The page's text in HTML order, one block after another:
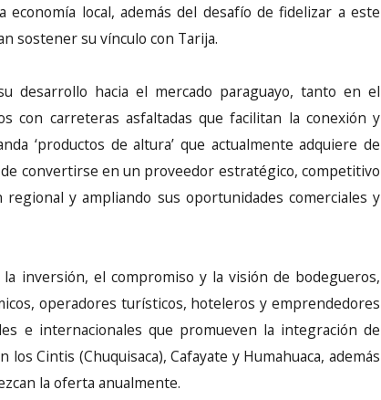
local, además del desafío de fidelizar a este
sostener su vínculo con Tarija.
desarrollo hacia el mercado paraguayo, tanto en el
con carreteras asfaltadas que facilitan la conexión y
‘productos de altura’ que actualmente adquiere de
convertirse en un proveedor estratégico, competitivo
y ampliando sus oportunidades comerciales y
inversión, el compromiso y la visión de bodegueros,
operadores turísticos, hoteleros y emprendedores
e internacionales que promueven la integración de
Cintis (Chuquisaca), Cafayate y Humahuaca, además
la oferta anualmente.